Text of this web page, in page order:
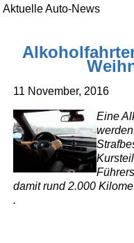
Aktuelle Auto-News
11 November, 2016
Eine
damit rund 2.000
.